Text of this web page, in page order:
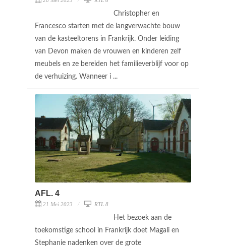
Christopher en
Francesco starten met de langverwachte bouw
van de kasteeltorens in Frankrijk. Onder leiding
van Devon maken de vrouwen en kinderen zelf
meubels en ze bereiden het familieverblijf voor op
de verhuizing. Wanneer i ...
AFL. 4
21 Mei 2023 RTL 8
Het bezoek aan de
toekomstige school in Frankrijk doet Magali en
Stephanie nadenken over de grote